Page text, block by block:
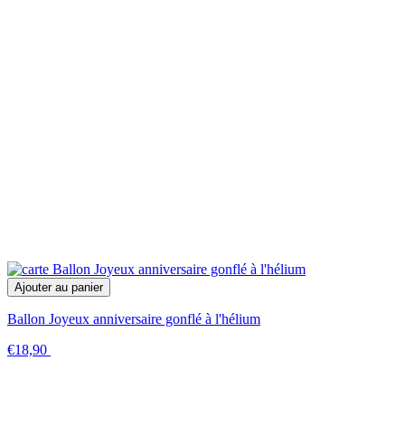
Ajouter au panier
Ballon Joyeux anniversaire gonflé à l'hélium
€18,90